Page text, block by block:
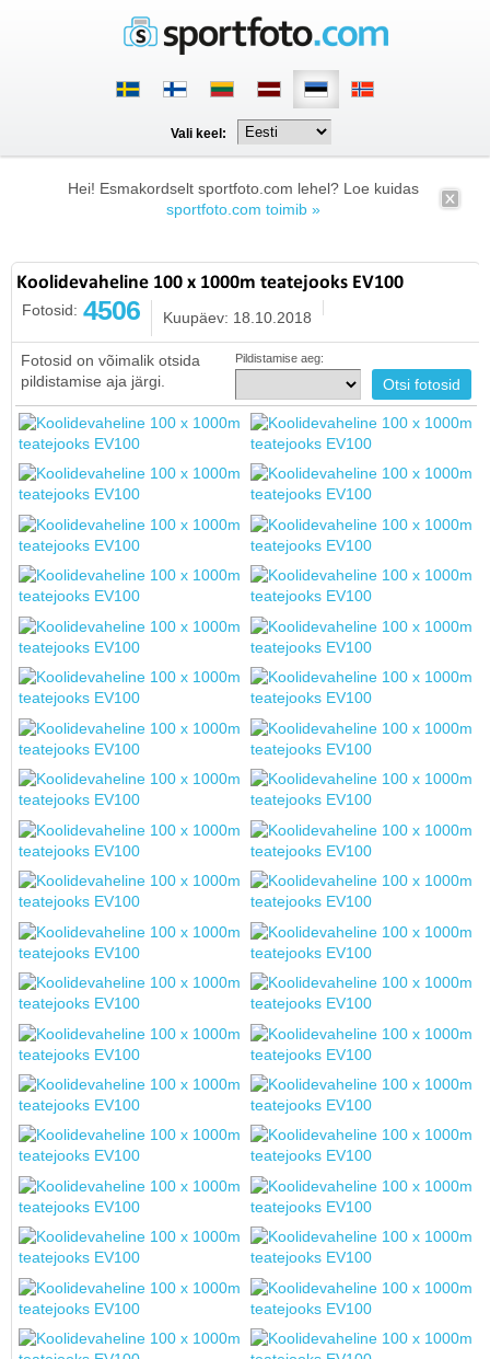
Vali keel:
Hei! Esmakordselt sportfoto.com lehel? Loe kuidas
sportfoto.com toimib »
Koolidevaheline 100 x 1000m teatejooks EV100
Fotosid: 4506 Kuupäev: 18.10.2018
Fotosid on võimalik otsida
pildistamise aja järgi.
Pildistamise aeg: